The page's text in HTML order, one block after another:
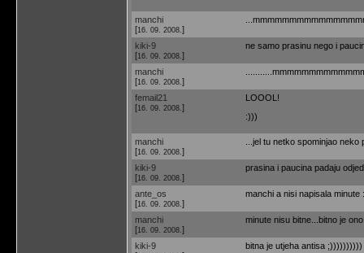
manchi
[16. 09. 2008. ]
kiki-9
[16. 09. 2008. ]
ne samo prasinu nego i
manchi
[16. 09. 2008. ]
femail21
[16. 09. 2008. ]
LOOOL!
:)))
manchi
[16. 09. 2008. ]
...jel tu netko spominjao
kiki-9
[16. 09. 2008. ]
prasina i paucina padaju
ante_os
[16. 09. 2008. ]
manchi a nisi napisala minute
manchi
[16. 09. 2008. ]
minute nisu bitne...bitno je
kiki-9
bitna je utjeha antisa ;))))))))))